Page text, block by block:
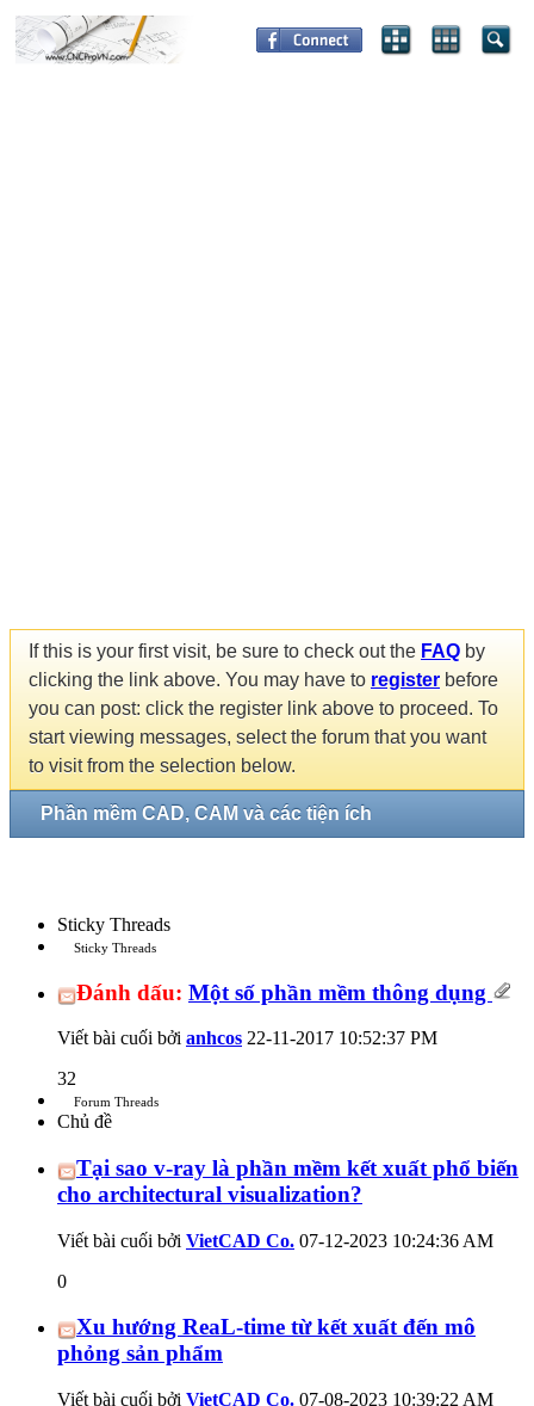
If this is your first visit, be sure to check out the FAQ by
clicking the link above. You may have to register before
you can post: click the register link above to proceed. To
start viewing messages, select the forum that you want
to visit from the selection below.
Phần mềm CAD, CAM và các tiện ích
Sticky Threads
Sticky Threads
Đánh dấu: Một số phần mềm thông dụng
Viết bài cuối bởi anhcos 22-11-2017 10:52:37 PM
32
Forum Threads
Chủ đề
Tại sao v-ray là phần mềm kết xuất phổ biến
cho architectural visualization?
Viết bài cuối bởi VietCAD Co. 07-12-2023 10:24:36 AM
0
Xu hướng ReaL-time từ kết xuất đến mô
phỏng sản phẩm
Viết bài cuối bởi VietCAD Co. 07-08-2023 10:39:22 AM